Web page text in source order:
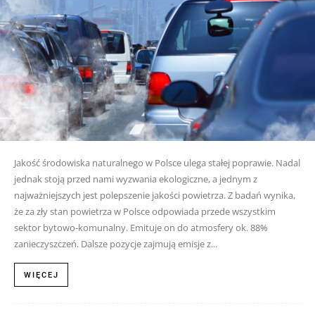
Jakość środowiska naturalnego w Polsce ulega stałej poprawie. Nadal
jednak stoją przed nami wyzwania ekologiczne, a jednym z
najważniejszych jest polepszenie jakości powietrza. Z badań wynika,
że za zły stan powietrza w Polsce odpowiada przede wszystkim
sektor bytowo-komunalny. Emituje on do atmosfery ok. 88%
zanieczyszczeń. Dalsze pozycje zajmują emisje z...
WIĘCEJ